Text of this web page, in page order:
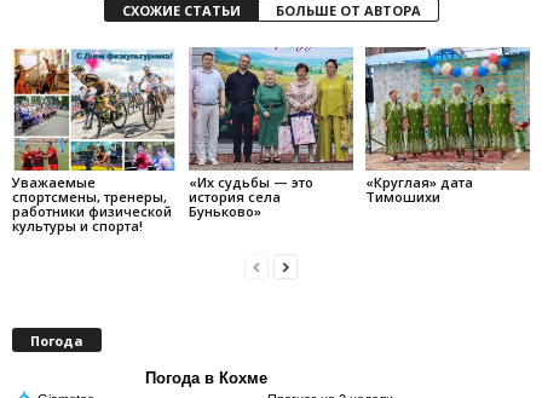
СХОЖИЕ СТАТЬИ БОЛЬШЕ ОТ АВТОРА
Уважаемые
спортсмены, тренеры,
работники физической
культуры и спорта!
«Их судьбы — это
история села
Буньково»
«Круглая» дата
Тимошихи
Погода
Погода в Кохме